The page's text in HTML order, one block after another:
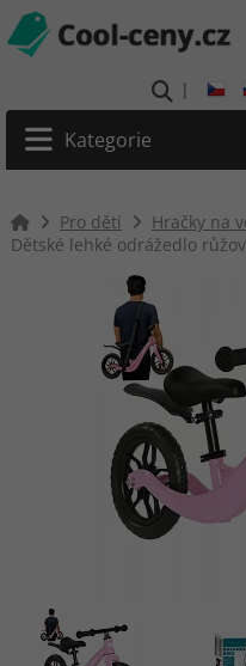
|
Kategorie
Pro děti
Hračky na
Dětské lehké odrážedlo